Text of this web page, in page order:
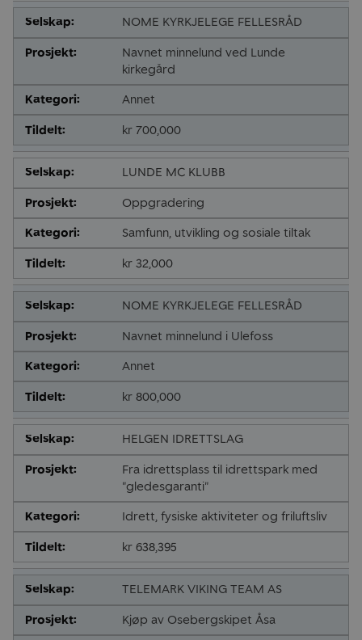
NOME KYRKJELEGE FELLESRÅD
Navnet minnelund ved Lunde
kirkegård
Annet
kr 700,000
LUNDE MC KLUBB
Oppgradering
Samfunn, utvikling og sosiale tiltak
kr 32,000
NOME KYRKJELEGE FELLESRÅD
Navnet minnelund i Ulefoss
Annet
kr 800,000
HELGEN IDRETTSLAG
Fra idrettsplass til idrettspark med
"gledesgaranti"
Idrett, fysiske aktiviteter og friluftsliv
kr 638,395
TELEMARK VIKING TEAM AS
Kjøp av Osebergskipet Åsa